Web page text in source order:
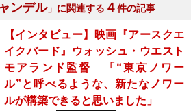
ンデル」に関連する ４件の記事
【インタビュー】映画『アースクエ
イクバード』ウォッシュ・ウエスト
モアランド監督 「“東京ノワー
ル”と呼べるような、新たなノワー
ルが構築できると思いました」